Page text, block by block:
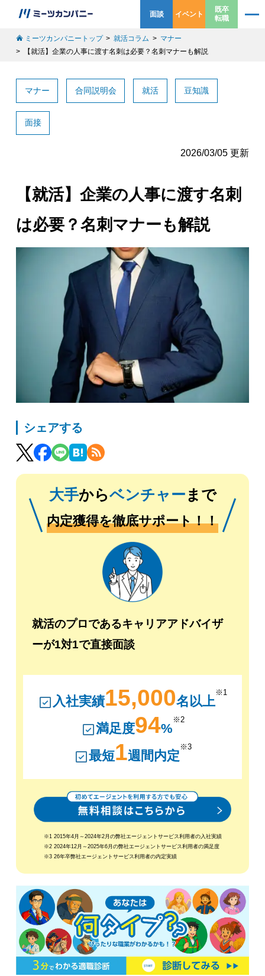
面談 イベント
既卒
転職
ミーツカンパニートップ 就活コラム
マナー
【就活】企業の人事に渡す名刺は必要？名刺マナーも解説
マナー 合同説明会 就活 豆知識
面接
2026/03/05 更新
【就活】企業の人事に渡す名刺
は必要？名刺マナーも解説
シェアする
大手からベンチャー まで
内定獲得を徹底サポート！！
就活のプロであるキャリアアドバイザ
ーが1対1で直接面談
入社実績15,000名以上
※1
満足度94%
※2
最短1週間内定
※3
※1 2015年4月～2024年2月の弊社エージェントサービス利用者の入社実績
※2 2024年12月～2025年6月の弊社エージェントサービス利用者の満足度
※3 26年卒弊社エージェントサービス利用者の内定実績